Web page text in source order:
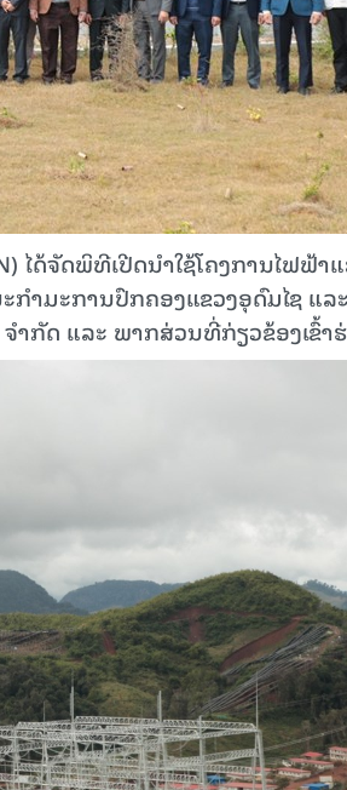
ໄດ້ຈັດພິທີເປີດນຳໃຊ້ໂຄງການໄຟຟ້າ
ກໍາມະການປົກຄອງແຂວງອຸດົມໄຊ ແລ
ຈຳກັດ ແລະ ພາກສ່ວນທີ່ກ່ຽວຂ້ອງເຂົ້າ
15.039(06-08-